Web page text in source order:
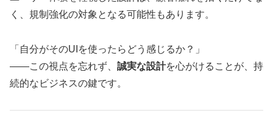
く、規制強化の対象となる可能性もあります。
「自分がそのUIを使ったらどう感じるか？」
――この視点を忘れず、 誠実な設計を心がけることが、持
続的なビジネスの鍵です。